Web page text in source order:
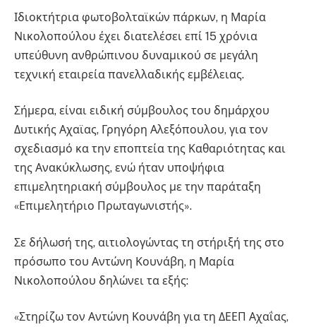
Ιδιοκτήτρια φωτοβολταϊκών πάρκων, η Μαρία
Νικολοπούλου έχει διατελέσει επί 15 χρόνια
υπεύθυνη ανθρώπινου δυναμικού σε μεγάλη
τεχνική εταιρεία πανελλαδικής εμβέλειας.
Σήμερα, είναι ειδική σύμβουλος του δημάρχου
Δυτικής Αχαϊας, Γρηγόρη Αλεξόπουλου, για τον
σχεδιασμό κα την εποπτεία της Καθαριότητας και
της Ανακύκλωσης, ενώ ήταν υποψήφια
επιμελητηριακή σύμβουλος με την παράταξη
«Επιμελητήριο Πρωταγωνιστής».
Σε δήλωσή της, αιτιολογώντας τη στήριξή της στο
πρόσωπο του Αντώνη Κουνάβη, η Μαρία
Νικολοπούλου δηλώνει τα εξής:
«Στηρίζω τον Αντώνη Κουνάβη για τη ΔΕΕΠ Αχαΐας,